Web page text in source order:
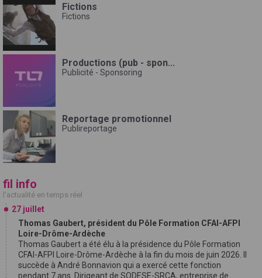
Fictions
Fictions
Productions (pub - spon...
Publicité - Sponsoring
Reportage promotionnel
Publireportage
fil info
l'actualité en temps réel
27 juillet
Thomas Gaubert, président du Pôle Formation CFAI-AFPI
Loire-Drôme-Ardèche
Thomas Gaubert a été élu à la présidence du Pôle Formation
CFAI-AFPI Loire-Drôme-Ardèche à la fin du mois de juin 2026. Il
succède à André Bonnavion qui a exercé cette fonction
pendant 7 ans. Dirigeant de SODESE-SRCA, entreprise de